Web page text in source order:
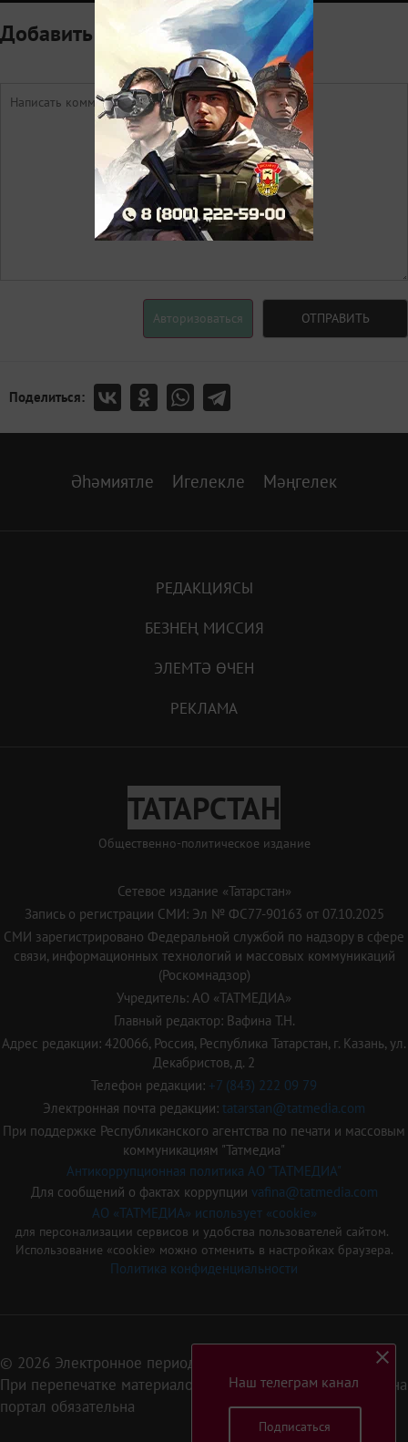
Добавить комментарий
Авторизоваться ОТПРАВИТЬ
Поделиться:
Әһәмиятле Игелекле Мәңгелек
РЕДАКЦИЯСЫ
БЕЗНЕҢ МИССИЯ
ЭЛЕМТӘ ӨЧЕН
РЕКЛАМА
ТАТАРСТАН
Общественно-политическое издание
Сетевое издание «Татарстан»
Запись о регистрации СМИ: Эл № ФС77-90163 от 07.10.2025
СМИ зарегистрировано Федеральной службой по надзору в сфере
связи, информационных технологий и массовых коммуникаций
(Роскомнадзор)
Учредитель: АО «ТАТМЕДИА»
Главный редактор: Вафина Т.Н.
Адрес редакции: 420066, Россия, Республика Татарстан, г. Казань, ул.
Декабристов, д. 2
Телефон редакции: +7 (843) 222 09 79
Электронная почта редакции: tatarstan@tatmedia.com
При поддержке Республиканского агентства по печати и массовым
коммуникациям "Татмедиа"
Антикоррупционная политика АО "ТАТМЕДИА"
Для сообщений о фактах коррупции vafina@tatmedia.com
АО «ТАТМЕДИА» использует «cookie»
для персонализации сервисов и удобства пользователей сайтом.
Использование «cookie» можно отменить в настройках браузера.
Политика конфиденциальности
© 2026 Электронное периодическое издание «Татарстан»
При перепечатке материалов или их фрагментов ссылка на
портал обязательна
Наш телеграм канал
Подписаться